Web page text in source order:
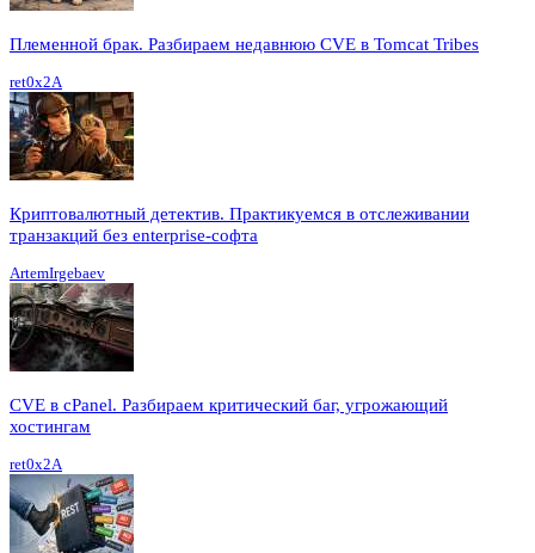
Племенной брак. Разбираем недавнюю CVE в Tomcat Tribes
ret0x2A
Криптовалютный детектив. Практикуемся в отслеживании
транзакций без enterprise-софта
ArtemIrgebaev
CVE в cPanel. Разбираем критический баг, угрожающий
хостингам
ret0x2A